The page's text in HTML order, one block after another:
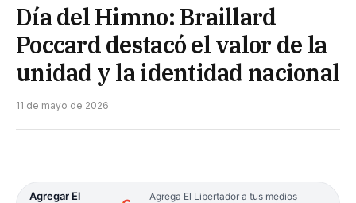
Día del Himno: Braillard
Poccard destacó el valor de la
unidad y la identidad nacional
11 de mayo de 2026
Agregar El
Agrega El Libertador a tus medios